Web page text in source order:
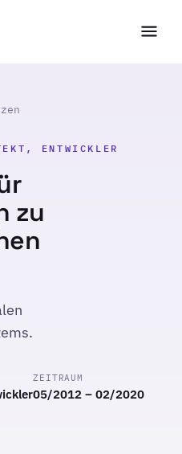
ENTWICKLER
zu
ZEITRAUM
05/2012 – 02/2020